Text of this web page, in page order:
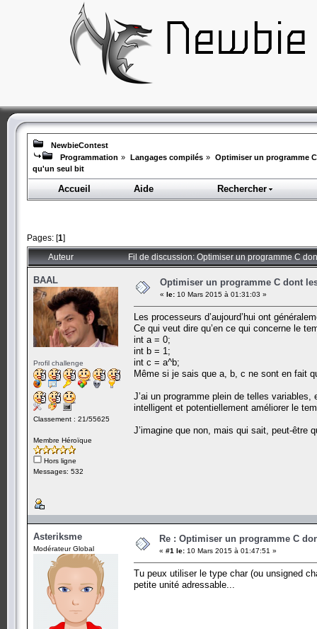
NewbieContest
Programmation » Langages compilés » Optimiser un programme
qu'un seul bit
Accueil Aide Rechercher
Pages: [1]
Auteur Fil de discussion: Optimiser un programme C
BAAL
Profil challenge
Classement : 21/55625
Membre Héroïque
Hors ligne
Messages: 532
Optimiser un programme C dont
« le: 10 Mars 2015 à 01:31:03 »
Les processeurs d’aujourd’hui ont
Ce qui veut dire qu’en ce qui concerne le
int a = 0;
int b = 1;
int c = a^b;
Même si je sais que a, b, c ne sont en fait
J’ai un programme plein de telles
intelligent et potentiellement améliorer le
J’imagine que non, mais qui sait, peut-être
Asteriksme
Modérateur Global
Re : Optimiser un programme C
« #1 le: 10 Mars 2015 à 01:47:51 »
Tu peux utiliser le type char (ou unsigned
petite unité adressable...